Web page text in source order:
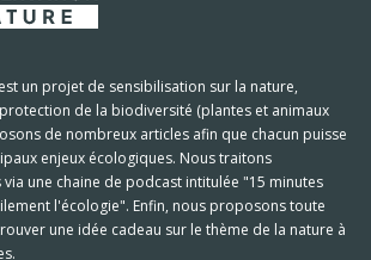
un projet de sensibilisation sur la nature,
de la biodiversité (plantes et animaux
de nombreux articles afin que chacun puisse
enjeux écologiques. Nous traitons
une chaine de podcast intitulée "15 minutes
l'écologie". Enfin, nous proposons toute
une idée cadeau sur le thème de la nature à